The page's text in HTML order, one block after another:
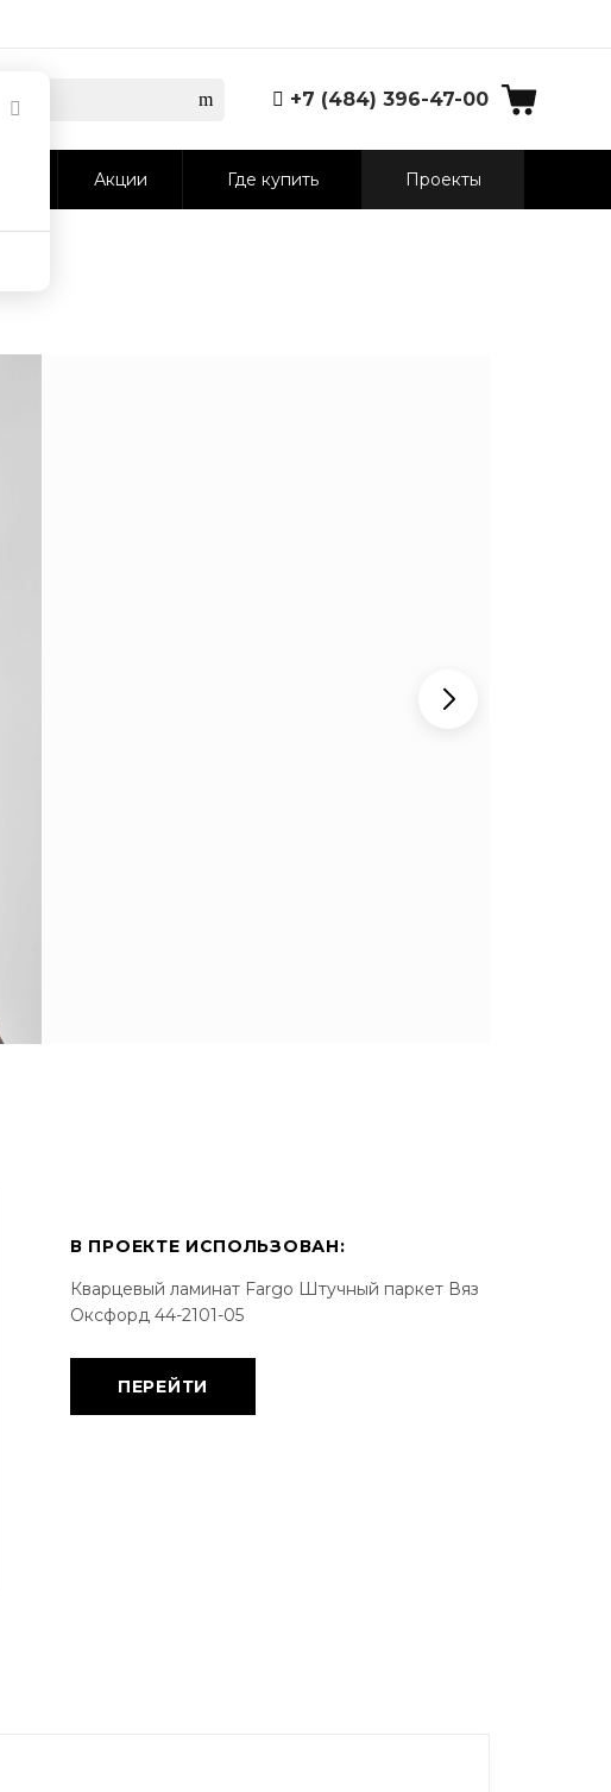
+7 (484) 396-47-00
Акции Где купить Проекты
В ПРОЕКТЕ ИСПОЛЬЗОВАН:
Кварцевый ламинат Fargo Штучный паркет Вяз
Оксфорд 44-2101-05
ПЕРЕЙТИ